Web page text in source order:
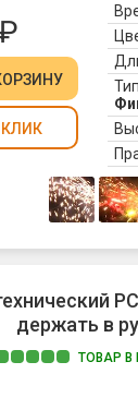
КЛИК
держать в
ТОВАР В